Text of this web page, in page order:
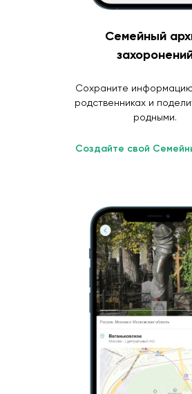
Семейный
Сохраните
родственниках и
родными.
Создайте свой